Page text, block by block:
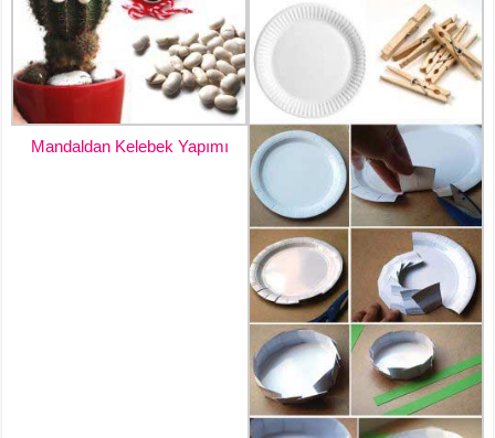
Mandaldan Kelebek Yapımı